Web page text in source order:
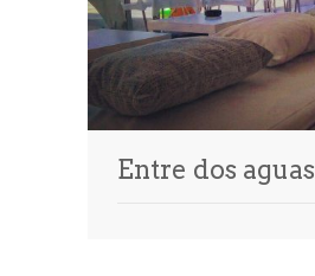
Entre dos aguas